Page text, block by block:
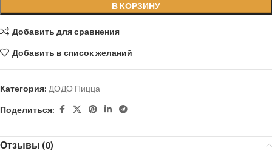
В КОРЗИНУ
Добавить для сравнения
Добавить в список желаний
Категория: ДОДО Пицца
Поделиться:
Отзывы (0)